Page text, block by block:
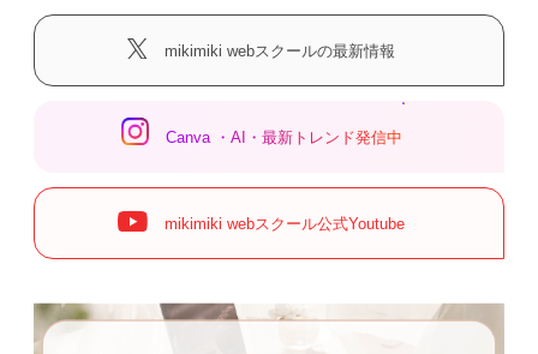
mikimiki webスクールの最新情報
Canva ・AI・最新トレンド発信中
mikimiki webスクール公式Youtube